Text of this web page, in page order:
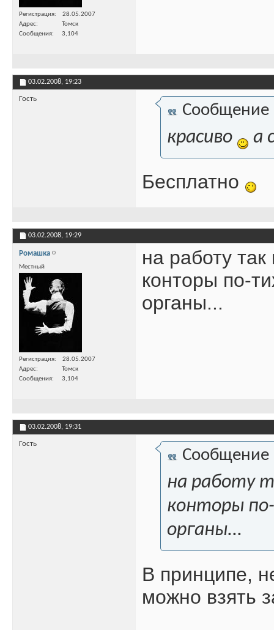
Регистрация
28.05.2007
Адрес
Томск
Сообщения
3,104
03.02.2008, 19:23
Гость
Сообщение
красиво а
Бесплатно
03.02.2008, 19:29
Ромашка
Местный
Регистрация
28.05.2007
Адрес
Томск
Сообщения
3,104
на работу
конторы по-
органы...
03.02.2008, 19:31
Гость
Сообщение
на работу
конторы
органы...
В принципе,
можно взять